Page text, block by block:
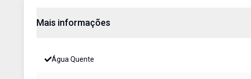
Mais informações
Água Quente